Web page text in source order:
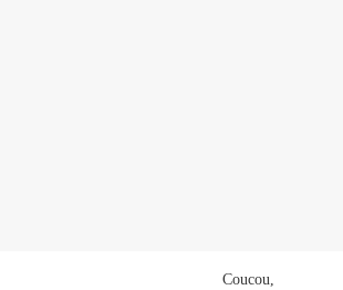
Coucou,